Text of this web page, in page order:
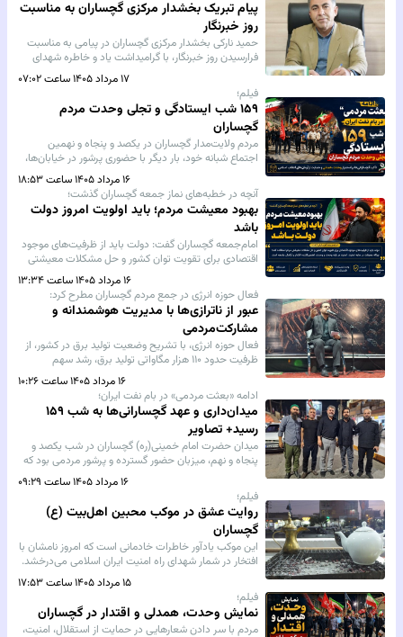
پیام تبریک بخشدار مرکزی گچساران به مناسبت
روز خبرنگار
حمید نارکی بخشدار مرکزی گچساران در پیامی به مناسبت
فرارسیدن روز خبرنگار، با گرامیداشت یاد و خاطره شهدای
عرصه خبر و رسانه، این روز را به تمامی خبرنگاران، اصحاب
رسانه و فعالان عرصه اطلاع‌رسانی تبریک گفت.
۱۷ مرداد ۱۴۰۵ ساعت ۰۷:۰۲
فیلم؛
۱۵۹ شب ایستادگی و تجلی وحدت مردم
گچساران
مردم ولایت‌مدار گچساران در یکصد و پنجاه و نهمین
اجتماع شبانه خود، بار دیگر با حضوری پرشور در خیابان‌ها،
بر استمرار وحدت، همدلی و حمایت از آرمان‌های انقلاب
اسلامی و ارزش‌های ملی تأکید کردند.
۱۶ مرداد ۱۴۰۵ ساعت ۱۸:۵۳
آنچه در خطبه‌های نماز جمعه گچساران گذشت؛
بهبود معیشت مردم؛ باید اولویت امروز دولت
باشد
امام‌جمعه گچساران گفت: دولت باید از ظرفیت‌های موجود
اقتصادی برای تقویت توان کشور و حل مشکلات معیشتی
مردم استفاده کند؛ چراکه معیشت در سایه امنیت، امنیت
در پایه وحدت و وحدت، تضمین‌کننده اقتدار و آرامش
جامعه است.
۱۶ مرداد ۱۴۰۵ ساعت ۱۳:۳۴
فعال حوزه انرژی در جمع مردم گچساران مطرح کرد:
عبور از ناترازی‌ها با مدیریت هوشمندانه و
مشارکت‌مردمی
فعال حوزه انرژی، با تشریح وضعیت تولید برق در کشور، از
ظرفیت حدود ۱۱۰ هزار مگاواتی تولید برق، رشد سهم
نیروگاه‌های داخلی و تأمین بیش از ۹۰ درصد قطعات
موردنیاز نیروگاه‌ها در داخل کشور خبر داد.
۱۶ مرداد ۱۴۰۵ ساعت ۱۰:۲۶
ادامه «بعثت مردمی» در بام نفت ایران؛
میدان‌داری و عهد گچسارانی‌ها به شب ۱۵۹
رسید+ تصاویر
میدان حضرت امام خمینی(ره) گچساران در شب یکصد و
پنجاه‌ و نهم، میزبان حضور گسترده و پرشور مردمی بود که
با شعارهای خود، بار دیگر بر عشق و وفاداری‌شان به ایران
تأکید کردند.
۱۶ مرداد ۱۴۰۵ ساعت ۰۹:۲۹
فیلم؛
روایت عشق در موکب محبین اهل‌بیت (ع)
گچساران
این موکب یادآور خاطرات خادمانی است که امروز نامشان با
افتخار در شمار شهدای راه امنیت ایران اسلامی می‌درخشد.
شهیدان حاج سامان دارابی، سید حامد کرمی‌نژاد و سید
حسین حسنی‌نژاد.
۱۵ مرداد ۱۴۰۵ ساعت ۱۷:۵۳
فیلم؛
نمایش وحدت، همدلی و اقتدار در گچساران
مردم با سر دادن شعارهایی در حمایت از استقلال، امنیت،